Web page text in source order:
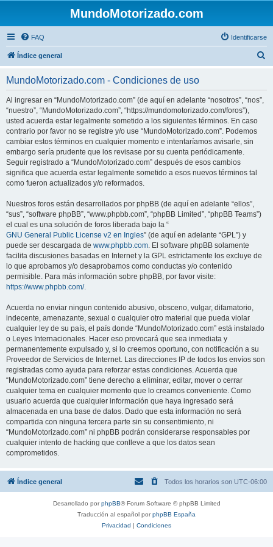
MundoMotorizado.com
FAQ Identificarse
Índice general
MundoMotorizado.com - Condiciones de uso
Al ingresar en “MundoMotorizado.com” (de aquí en adelante “nosotros”, “nos”,
“nuestro”, “MundoMotorizado.com”, “https://mundomotorizado.com/foros”),
usted acuerda estar legalmente sometido a los siguientes términos. En caso
contrario por favor no se registre y/o use “MundoMotorizado.com”. Podemos
cambiar estos términos en cualquier momento e intentaríamos avisarle, sin
embargo sería prudente que los revisase por su cuenta periódicamente.
Seguir registrado a “MundoMotorizado.com” después de esos cambios
significa que acuerda estar legalmente sometido a esos nuevos términos tal
como fueron actualizados y/o reformados.
Nuestros foros están desarrollados por phpBB (de aquí en adelante “ellos”,
“sus”, “software phpBB”, “www.phpbb.com”, “phpBB Limited”, “phpBB Teams”)
el cual es una solución de foros liberada bajo la “
GNU General Public License v2 en Ingles” (de aquí en adelante “GPL”) y
puede ser descargada de www.phpbb.com. El software phpBB solamente
facilita discusiones basadas en Internet y la GPL estrictamente los excluye de
lo que aprobamos y/o desaprobamos como conductas y/o contenido
permisible. Para más información sobre phpBB, por favor visite:
https://www.phpbb.com/.
Acuerda no enviar ningun contenido abusivo, obsceno, vulgar, difamatorio,
indecente, amenazante, sexual o cualquier otro material que pueda violar
cualquier ley de su país, el país donde “MundoMotorizado.com” está instalado
o Leyes Internacionales. Hacer eso provocará que sea inmediata y
permanentemente expulsado y, si lo creemos oportuno, con notificación a su
Proveedor de Servicios de Internet. Las direcciones IP de todos los envíos son
registradas como ayuda para reforzar estas condiciones. Acuerda que
“MundoMotorizado.com” tiene derecho a eliminar, editar, mover o cerrar
cualquier tema en cualquier momento que lo creamos conveniente. Como
usuario acuerda que cualquier información que haya ingresado será
almacenada en una base de datos. Dado que esta información no será
compartida con ninguna tercera parte sin su consentimiento, ni
“MundoMotorizado.com” ni phpBB podrán considerarse responsables por
cualquier intento de hacking que conlleve a que los datos sean
comprometidos.
Índice general Todos los horarios son UTC-06:00
Desarrollado porphpBB® Forum Software © phpBB Limited
Traducción al español porphpBB España
Privacidad | Condiciones